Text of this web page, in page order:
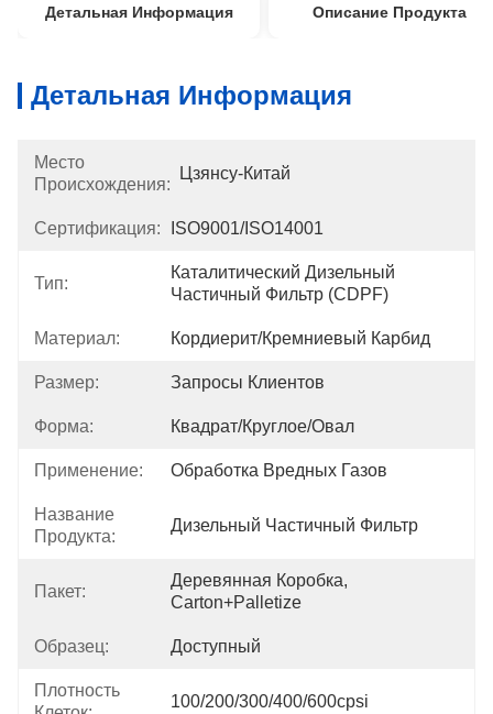
Детальная Информация Описание Продукта
Детальная Информация
Место
Происхождения:
Цзянсу-Китай
Сертификация: ISO9001/ISO14001
Тип:
Каталитический Дизельный
Частичный Фильтр (CDPF)
Материал: Кордиерит/кремниевый Карбид
Размер: Запросы Клиентов
Форма: Квадрат/круглое/овал
Применение: Обработка Вредных Газов
Название
Продукта:
Дизельный Частичный Фильтр
Пакет:
Деревянная Коробка,
Carton+Palletize
Образец: Доступный
Плотность
100/200/300/400/600cpsi